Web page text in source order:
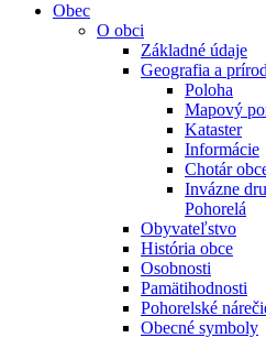
Obec
O obci
Základné údaje
Geografia a
Poloha
Mapový
Kataster
Informácie
Chotár
Invázne
Pohorelá
Obyvateľstvo
História obce
Osobnosti
Pamätihodnosti
Pohorelské
Obecné symboly